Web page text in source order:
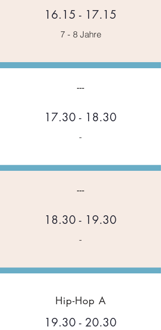
16.15 - 17.15
7 - 8 Jahre
---
17.30 - 18.30
-
---
18.30 - 19.30
-
Hip-Hop A
19.30 - 20.30